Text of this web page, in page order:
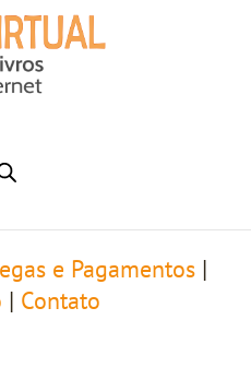
e Pagamentos
Contato